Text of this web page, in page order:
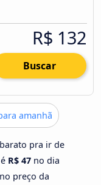
R$ 132
Buscar
amanhã
pra ir de
R$ 47 no dia
preço da